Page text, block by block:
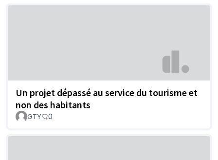
Un projet dépassé au service du tourisme et
non des habitants
GTY 0